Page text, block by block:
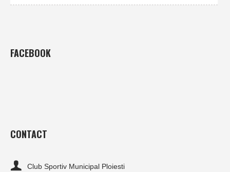
FACEBOOK
CONTACT
Club Sportiv Municipal Ploiesti